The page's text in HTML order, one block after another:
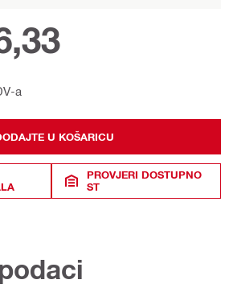
a
U KOŠARICU
PROVJERI DOSTUPNO
ST